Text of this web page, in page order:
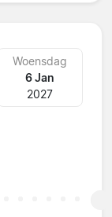
Woensdag
6 Jan
2027